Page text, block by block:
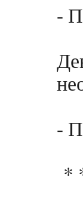
-
-
*